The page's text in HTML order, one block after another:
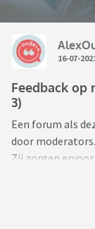
16-07-
Feedback op
3)
Een forum als
door moderators.
Zij zorgen
spammers en
zomaar